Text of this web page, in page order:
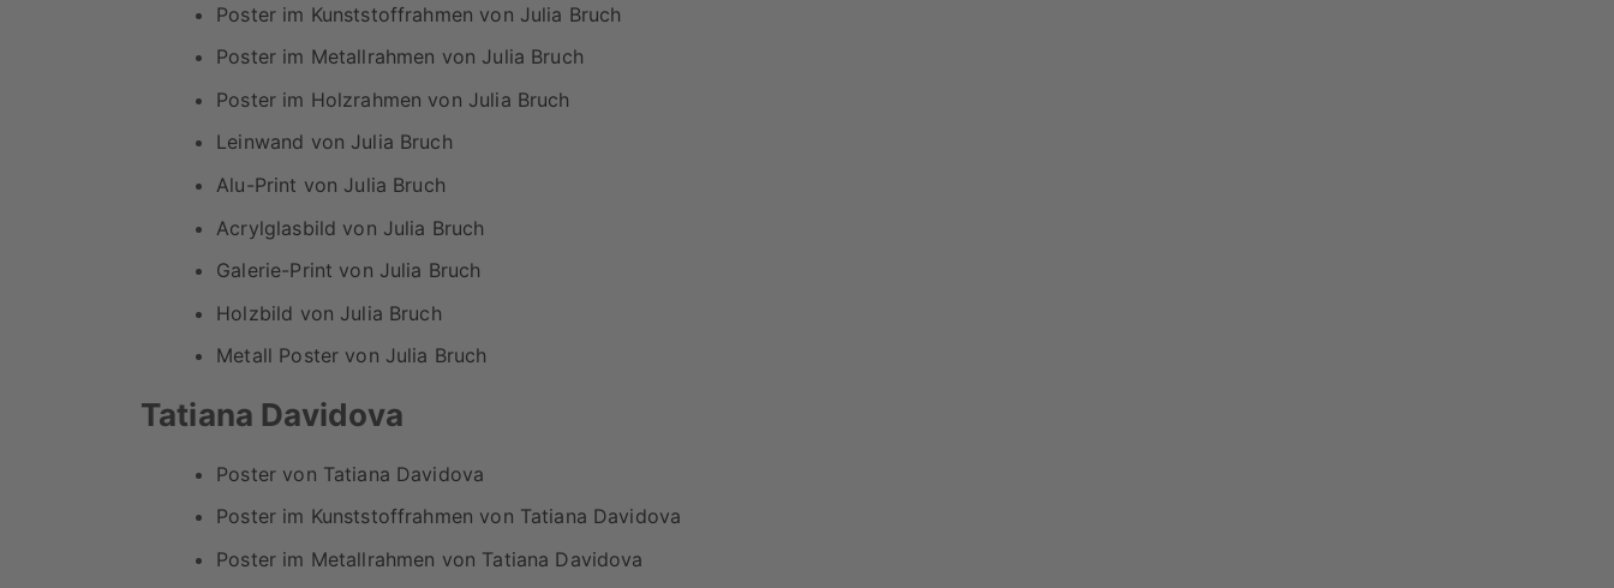
Poster im Kunststoffrahmen von Julia Bruch
Poster im Metallrahmen von Julia Bruch
Poster im Holzrahmen von Julia Bruch
Leinwand von Julia Bruch
Alu-Print von Julia Bruch
Acrylglasbild von Julia Bruch
Galerie-Print von Julia Bruch
Holzbild von Julia Bruch
Metall Poster von Julia Bruch
Tatiana Davidova
Poster von Tatiana Davidova
Poster im Kunststoffrahmen von Tatiana Davidova
Poster im Metallrahmen von Tatiana Davidova